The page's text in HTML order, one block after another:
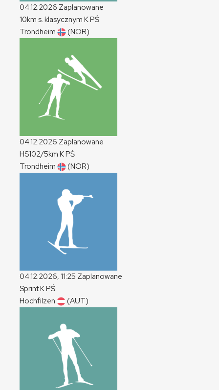
04.12.2026 Zaplanowane
10km s. klasycznym KPŚ
Trondheim
(NOR)
04.12.2026 Zaplanowane
HS102/5km KPŚ
Trondheim
(NOR)
04.12.2026, 11:25 Zaplanowane
SprintKPŚ
Hochfilzen
(AUT)